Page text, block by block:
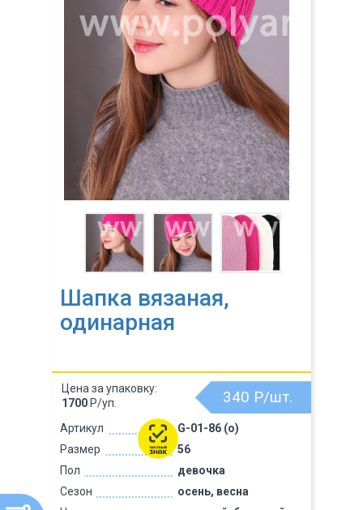
Шапка вязаная,
одинарная
Артикул
G-01-86 (о)
Размер
56
Пол
девочка
Сезон
осень, весна
340 Р/шт.
Цена за упаковку:
1700 Р/уп.